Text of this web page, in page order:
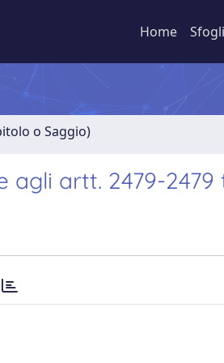
Home
o Saggio)
agli artt. 2479-2479